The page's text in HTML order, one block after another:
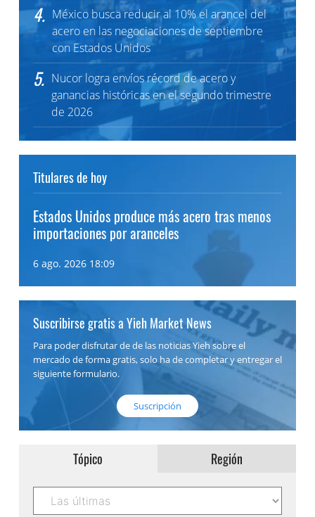
4. México busca reducir al 10% el arancel del
acero en las negociaciones de septiembre
con Estados Unidos
5. Nucor logra envíos récord de acero y
ganancias históricas en el segundo trimestre
de 2026
Titulares de hoy
Estados Unidos produce más acero tras menos
importaciones por aranceles
6 ago. 2026 18:09
Tópico Región
Suscribirse gratis a Yieh Market News
Para poder disfrutar de de las noticias Yieh sobre el
mercado de forma gratis, solo ha de completar y entregar el
siguiente formulario.
Suscripción